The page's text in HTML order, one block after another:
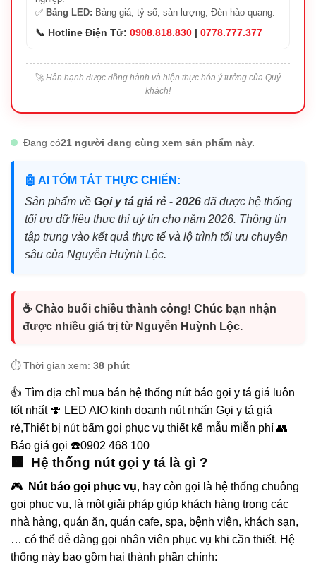
✅ Bảng LED: Bảng giá, tỷ số, sản lượng, Đèn hào quang.
📞 Hotline Điện Tử: 0908.818.830 | 0778.777.377
🚀 Hân hạnh được đồng hành và hiện thực hóa ý tưởng của Quý
khách!
Đang có21 người đang cùng xem sản phẩm này.
🤖 AI TÓM TẮT THỰC CHIẾN:
Sản phẩm về Gọi y tá giá rẻ - 2026 đã được hệ thống
tối ưu dữ liệu thực thi uý tín cho năm 2026. Thông tin
tập trung vào kết quả thực tế và lộ trình tối ưu chuyên
sâu của Nguyễn Huỳnh Lộc.
☕ Chào buổi chiều thành công! Chúc bạn nhận
được nhiều giá trị từ Nguyễn Huỳnh Lộc.
⏱️ Thời gian xem: 38 phút
👍 Tìm địa chỉ mua bán hệ thống nút báo gọi y tá giá luôn
tốt nhất 🍄 LED AIO kinh doanh nút nhấn Gọi y tá giá
rẻ,Thiết bị nút bấm gọi phục vụ thiết kế mẫu miễn phí 👥
Báo giá gọi ☎️0902 468 100
🟧 Hệ thống nút gọi y tá là gì ?
🎮 Nút báo gọi phục vụ, hay còn gọi là hệ thống chuông
gọi phục vụ, là một giải pháp giúp khách hàng trong các
nhà hàng, quán ăn, quán cafe, spa, bệnh viện, khách sạn,
… có thể dễ dàng gọi nhân viên phục vụ khi cần thiết. Hệ
thống này bao gồm hai thành phần chính: